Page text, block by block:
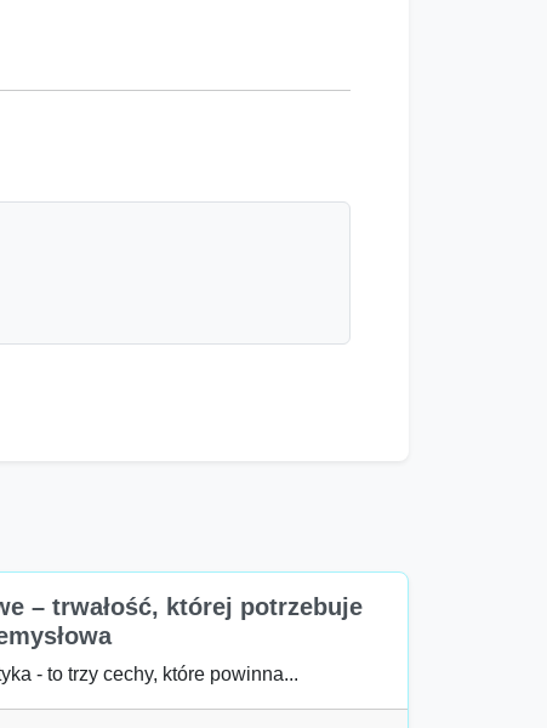
– trwałość, której potrzebuje
- to trzy cechy, które powinna...